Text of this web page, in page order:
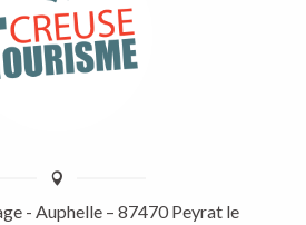
- Auphelle – 87470 Peyrat le